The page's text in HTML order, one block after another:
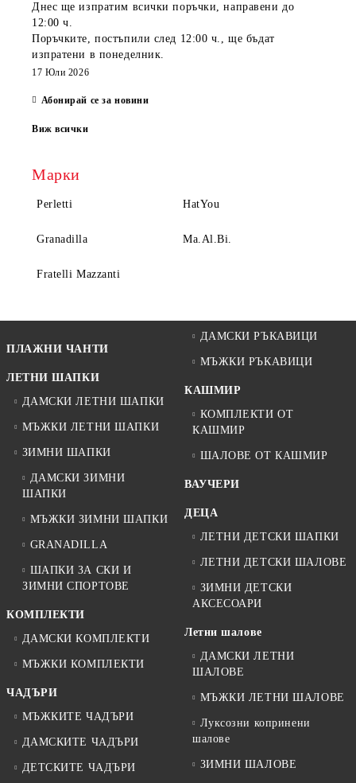
Днес ще изпратим всички поръчки, направенидо
12:00 ч.
Поръчките, постъпили след 12:00 ч. , ще бъдат
изпратени в понеделник.
17 Юли 2026
Абонирай се за новини
Виж всички
Марки
Perletti HatYou
Granadilla Ma.Al.Bi.
Fratelli Mazzanti
ПЛАЖНИ ЧАНТИ
ЛЕТНИ ШАПКИ
ДАМСКИ ЛЕТНИ ШАПКИ
МЪЖКИ ЛЕТНИ ШАПКИ
ЗИМНИ ШАПКИ
ДАМСКИ ЗИМНИ
ШАПКИ
МЪЖКИ ЗИМНИ ШАПКИ
GRANADILLA
ШАПКИ ЗА СКИ И
ЗИМНИ СПОРТОВЕ
КОМПЛЕКТИ
ДАМСКИ КОМПЛЕКТИ
МЪЖКИ КОМПЛЕКТИ
ЧАДЪРИ
МЪЖКИТЕ ЧАДЪРИ
ДАМСКИТЕ ЧАДЪРИ
ДЕТСКИТЕ ЧАДЪРИ
ДАМСКИ РЪКАВИЦИ
МЪЖКИ РЪКАВИЦИ
КАШМИР
КОМПЛЕКТИ ОТ
КАШМИР
ШАЛОВЕ ОТ КАШМИР
ВАУЧЕРИ
ДЕЦА
ЛЕТНИ ДЕТСКИ ШАПКИ
ЛЕТНИ ДЕТСКИ ШАЛОВЕ
ЗИМНИ ДЕТСКИ
АКСЕСОАРИ
Летни шалове
ДАМСКИ ЛЕТНИ
ШАЛОВЕ
МЪЖКИ ЛЕТНИ ШАЛОВЕ
Луксозни копринени
шалове
ЗИМНИ ШАЛОВЕ